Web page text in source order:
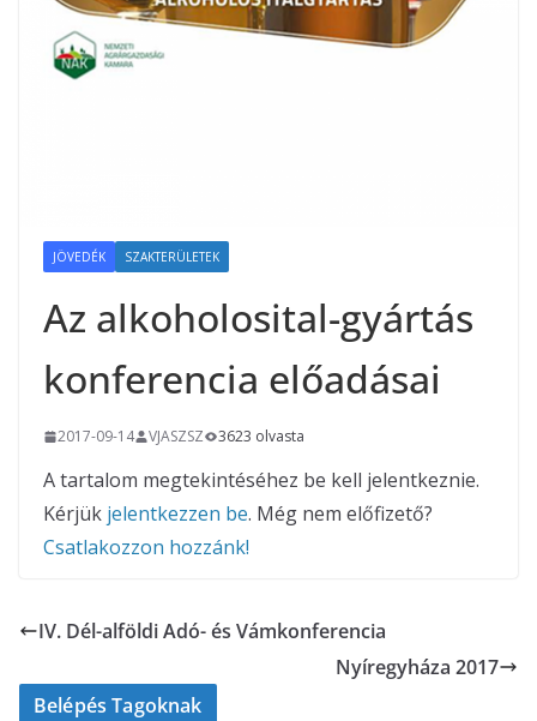
JÖVEDÉK SZAKTERÜLETEK
Az alkoholosital-gyártás
konferencia előadásai
2017-09-14 VJASZSZ 3623 olvasta
A tartalom megtekintéséhez be kell jelentkeznie.
Kérjük jelentkezzen be. Még nem előfizető?
Csatlakozzon hozzánk!
IV. Dél-alföldi Adó- és Vámkonferencia
Nyíregyháza 2017
Belépés Tagoknak